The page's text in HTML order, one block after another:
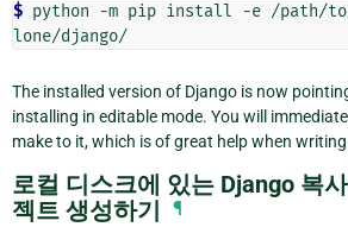
$ python -m pip install -e /path/
The installed version of Django is now
installing in editable mode. You will
make to it, which is of great help when
로컬 디스크에 있는 Django 복
젝트 생성하기
¶